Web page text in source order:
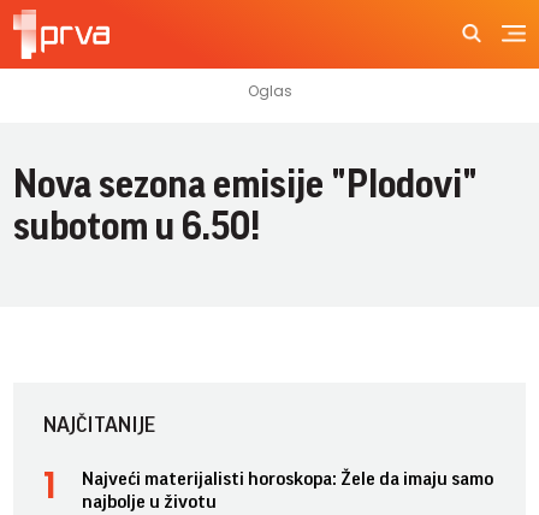
Nova sezona emisije "Plodovi"
subotom u 6.50!
NAJČITANIJE
Najveći materijalisti horoskopa: Žele da imaju samo
najbolje u životu